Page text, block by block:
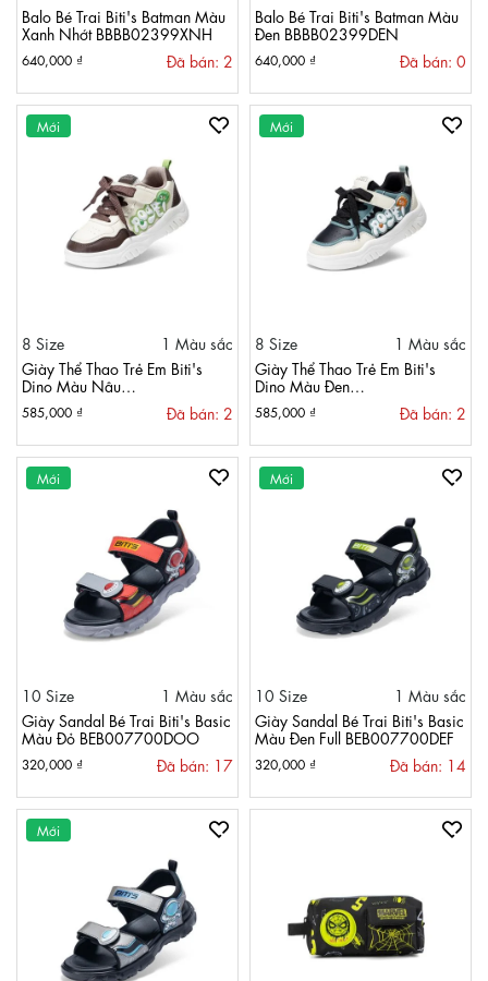
Balo Bé Trai Biti's Batman Màu
Xanh Nhớt BBBB02399XNH
640,000 ₫ Đã bán: 2
Balo Bé Trai Biti's Batman Màu
Đen BBBB02399DEN
640,000 ₫ Đã bán: 0
Mới
8 Size
1 Màu sắc
Giày Thể Thao Trẻ Em Biti's
Dino Màu Nâu
585,000 ₫ Đã bán: 2
Mới
8 Size
1 Màu sắc
Giày Thể Thao Trẻ Em Biti's
Dino Màu Đen
585,000 ₫ Đã bán: 2
Mới
10 Size
1 Màu sắc
Giày Sandal Bé Trai Biti's Basic
Màu Đỏ BEB007700DOO
320,000 ₫ Đã bán: 17
Mới
10 Size
1 Màu sắc
Giày Sandal Bé Trai Biti's Basic
Màu Đen Full BEB007700DEF
320,000 ₫ Đã bán: 14
Mới